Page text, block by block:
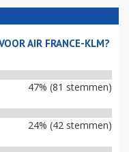
AIR FRANCE-KLM?
47% (81 stemmen)
24% (42 stemmen)